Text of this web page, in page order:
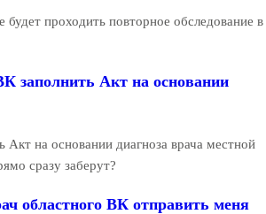
проходить повторное обследование в
заполнить Акт на основании
Акт на основании диагноза врача местной
сразу заберут?
областного ВК отправить меня